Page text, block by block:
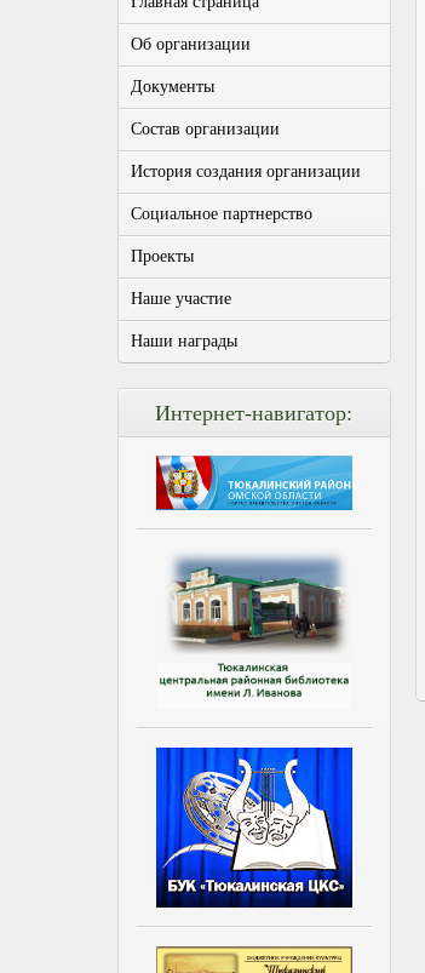
Об организации
Документы
Состав организации
История создания организации
Социальное партнерство
Проекты
Наше участие
Наши награды
Интернет-навигатор: